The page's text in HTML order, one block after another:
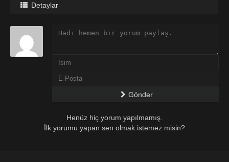
Detaylar
Gönder
Henüz hiç yorum yapılmamış.
İlk yorumu yapan sen olmak istemez misin?